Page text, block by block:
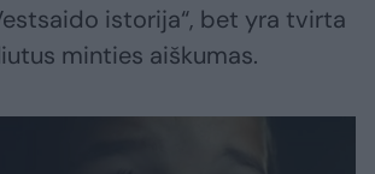
istorija“, bet yra tvirta
minties aiškumas.